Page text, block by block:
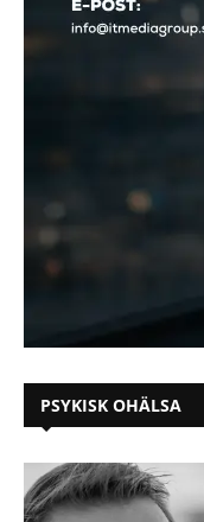
PSYKISK OHÄLSA